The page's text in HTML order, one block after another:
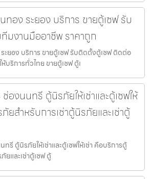
ทอง ระยอง บริการ ขายตู้เซฟ รับ
มงานมืออาชีพ ราคาถูก
ะยอง บริการ ขายตู้เซฟ รับติดตั้งตู้เซฟ ติดต่อ
ริการทั่วไทย ขายตู้เซฟ ตู้เ
องนนทรี ตู้นิรภัยให้เช่าและตู้เซฟให้
ยสำหรับการเช่าตู้นิรภัยและเช่าตู้
รี ตู้นิรภัยให้เช่าและตู้เซฟให้เช่า คือบริการตู้
ยและเช่าตู้เซฟ ตู้